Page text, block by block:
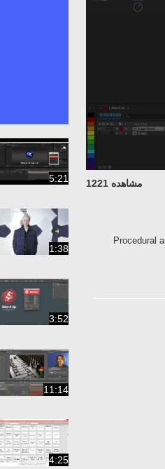
مشاهده 1221
Procedural
5:21
1:38
3:52
11:14
4:25